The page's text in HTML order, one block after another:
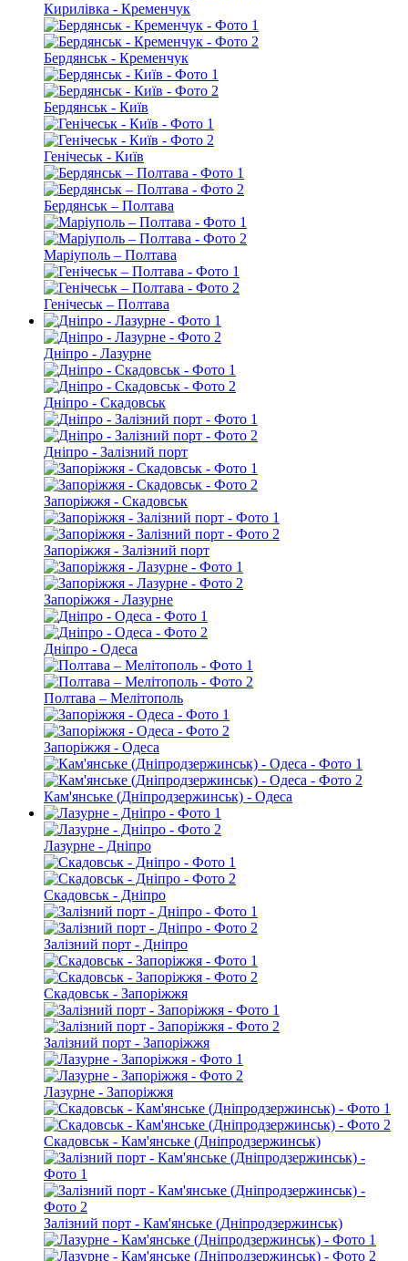
Кирилівка - Кременчук
Бердянськ - Кременчук
Бердянськ - Київ
Генічеськ - Київ
Бердянськ – Полтава
Маріуполь – Полтава
Генічеськ – Полтава
Дніпро - Лазурне
Дніпро - Скадовськ
Дніпро - Залізний порт
Запоріжжя - Скадовськ
Запоріжжя - Залізний порт
Запоріжжя - Лазурне
Дніпро - Одеса
Полтава – Мелітополь
Запоріжжя - Одеса
Кам'янське (Дніпродзержинськ) - Одеса
Лазурне - Дніпро
Скадовськ - Дніпро
Залізний порт - Дніпро
Скадовськ - Запоріжжя
Залізний порт - Запоріжжя
Лазурне - Запоріжжя
Скадовськ - Кам'янське (Дніпродзержинськ)
Залізний порт - Кам'янське (Дніпродзержинськ)